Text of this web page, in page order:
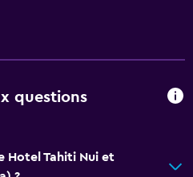
questions
Hotel Tahiti Nui et